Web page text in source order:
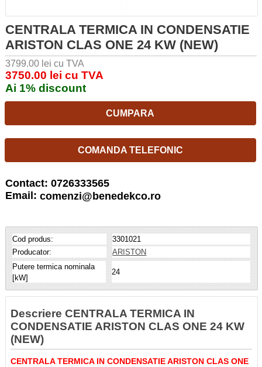
CENTRALA TERMICA IN CONDENSATIE
ARISTON CLAS ONE 24 KW (NEW)
3799.00 lei cu TVA
3750.00 lei cu TVA
Ai 1% discount
CUMPARA
COMANDA TELEFONIC
Contact: 0726333565
Email: comenzi@benedekco.ro
Cod produs:
3301021
Producator:
ARISTON
Putere termica nominala
[kW]
24
Descriere CENTRALA TERMICA IN
CONDENSATIE ARISTON CLAS ONE 24 KW
(NEW)
CENTRALA TERMICA IN CONDENSATIE ARISTON CLAS ONE